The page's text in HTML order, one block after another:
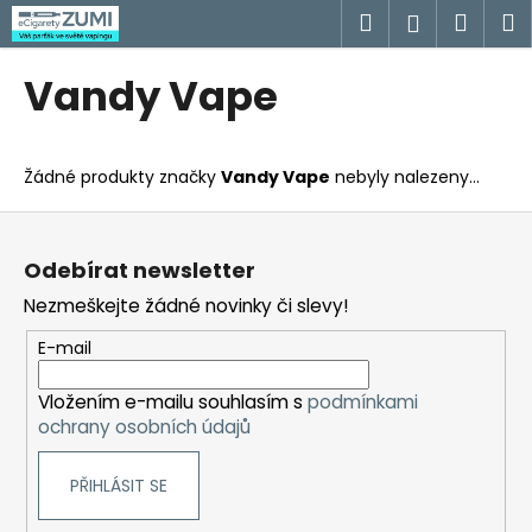
Přejít
na
obsah
Hledat
Vandy Vape
Žádné produkty značky Vandy Vape nebyly nalezeny...
K
o
o
p
o
t
ř
e
b
e
Z
Odebírat newsletter
Nezmeškejte žádné novinky či slevy!
E-mail
Vložením e-mailu souhlasím s podmínkami
ochrany osobních údajů
PŘIHLÁSIT SE